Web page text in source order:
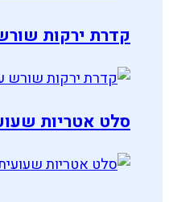
קדרת ירקות
סלט אטריות